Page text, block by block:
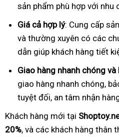
sản phẩm phù hợp với nhu
Giá cả hợp lý: Cung cấp
và thường xuyên có các
dẫn giúp khách hàng tiết
Giao hàng nhanh chóng và
giao hàng nhanh chóng,
tuyệt đối, an tâm nhận
Khách hàng mới tại
20%, và các khách hàng thân